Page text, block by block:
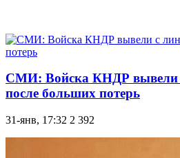
СМИ: Войска КНДР вывели
после больших потерь
31-янв, 17:32 2 392